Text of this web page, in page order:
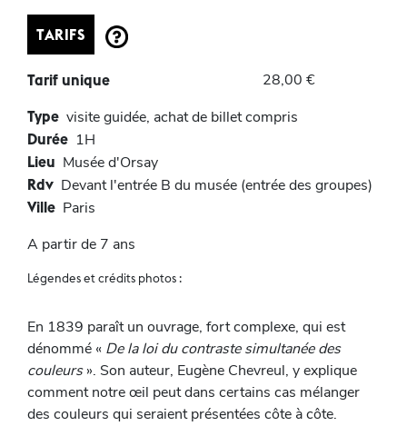
TARIFS
Tarif unique 28,00 €
Type visite guidée, achat de billet compris
Durée 1H
Lieu Musée d'Orsay
Rdv Devant l'entrée B du musée (entrée des groupes)
Ville Paris
A partir de 7 ans
Légendes et crédits photos :
En 1839 paraît un ouvrage, fort complexe, qui est
dénommé « De la loi du contraste simultanée des
couleurs». Son auteur, Eugène Chevreul, y explique
comment notre œil peut dans certains cas mélanger
des couleurs qui seraient présentées côte à côte.